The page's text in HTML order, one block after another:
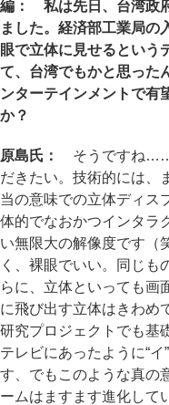
編： 私は先日、台湾政
ました。経済部工業局の
眼で立体に見せるという
て、台湾でもかと思った
ンターテインメントで有
か？
原島氏：
そうですね……
だきたい。技術的には、
当の意味での立体ディス
体的でなおかつインタラ
い無限大の解像度です（
く、裸眼でいい。同じも
らに、立体といっても画
に飛び出す立体はきわめ
研究プロジェクトでも基
テレビにあったように“
す、でもこのような真の
ームはますます進化して